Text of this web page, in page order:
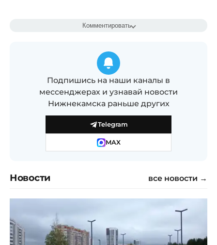
Комментировать
Подпишись на наши каналы в
мессенджерах и узнавай новости
Нижнекамска раньше других
Telegram
MAX
Новости все новости →